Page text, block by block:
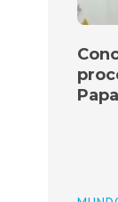
Papa